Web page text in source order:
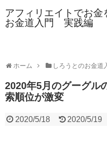
アフィリエイトでお
お金道入門 実践編
ホーム しろうとのお金道
2020年5月のグーグル
索順位が激変
2020/5/18 2020/5/19